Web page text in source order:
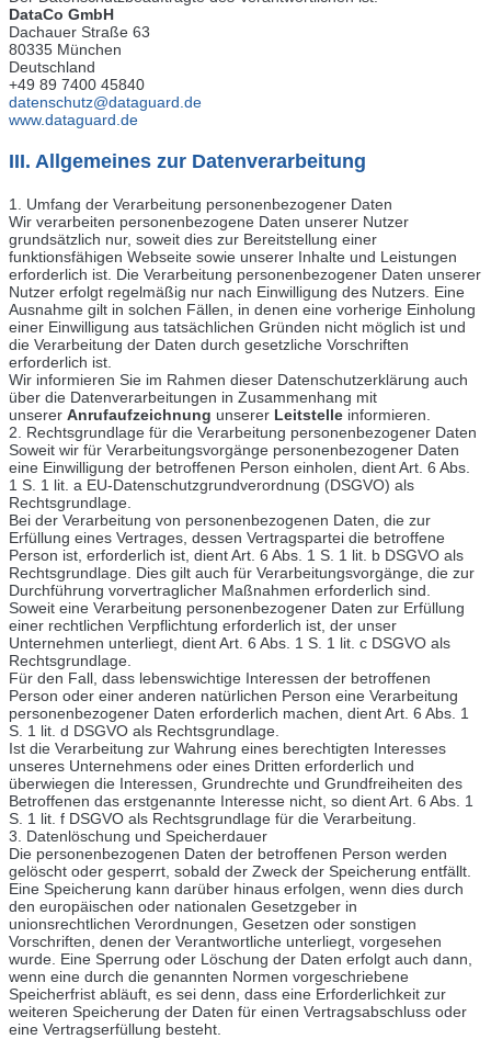
DataCo GmbH
Dachauer Straße 63
80335 München
Deutschland
+49 89 7400 45840
datenschutz@dataguard.de
www.dataguard.de
III. Allgemeines zur Datenverarbeitung
1. Umfang der Verarbeitung personenbezogener Daten
Wir verarbeiten personenbezogene Daten unserer Nutzer
grundsätzlich nur, soweit dies zur Bereitstellung einer
funktionsfähigen Webseite sowie unserer Inhalte und Leistungen
erforderlich ist. Die Verarbeitung personenbezogener Daten unserer
Nutzer erfolgt regelmäßig nur nach Einwilligung des Nutzers. Eine
Ausnahme gilt in solchen Fällen, in denen eine vorherige Einholung
einer Einwilligung aus tatsächlichen Gründen nicht möglich ist und
die Verarbeitung der Daten durch gesetzliche Vorschriften
erforderlich ist.
Wir informieren Sie im Rahmen dieser Datenschutzerklärung auch
über die Datenverarbeitungen in Zusammenhang mit
unserer Anrufaufzeichnung unserer Leitstelle informieren.
2. Rechtsgrundlage für die Verarbeitung personenbezogener Daten
Soweit wir für Verarbeitungsvorgänge personenbezogener Daten
eine Einwilligung der betroffenen Person einholen, dient Art. 6 Abs.
1 S. 1 lit. a EU-Datenschutzgrundverordnung (DSGVO) als
Rechtsgrundlage.
Bei der Verarbeitung von personenbezogenen Daten, die zur
Erfüllung eines Vertrages, dessen Vertragspartei die betroffene
Person ist, erforderlich ist, dient Art. 6 Abs. 1 S. 1 lit. b DSGVO als
Rechtsgrundlage. Dies gilt auch für Verarbeitungsvorgänge, die zur
Durchführung vorvertraglicher Maßnahmen erforderlich sind.
Soweit eine Verarbeitung personenbezogener Daten zur Erfüllung
einer rechtlichen Verpflichtung erforderlich ist, der unser
Unternehmen unterliegt, dient Art. 6 Abs. 1 S. 1 lit. c DSGVO als
Rechtsgrundlage.
Für den Fall, dass lebenswichtige Interessen der betroffenen
Person oder einer anderen natürlichen Person eine Verarbeitung
personenbezogener Daten erforderlich machen, dient Art. 6 Abs. 1
S. 1 lit. d DSGVO als Rechtsgrundlage.
Ist die Verarbeitung zur Wahrung eines berechtigten Interesses
unseres Unternehmens oder eines Dritten erforderlich und
überwiegen die Interessen, Grundrechte und Grundfreiheiten des
Betroffenen das erstgenannte Interesse nicht, so dient Art. 6 Abs. 1
S. 1 lit. f DSGVO als Rechtsgrundlage für die Verarbeitung.
3. Datenlöschung und Speicherdauer
Die personenbezogenen Daten der betroffenen Person werden
gelöscht oder gesperrt, sobald der Zweck der Speicherung entfällt.
Eine Speicherung kann darüber hinaus erfolgen, wenn dies durch
den europäischen oder nationalen Gesetzgeber in
unionsrechtlichen Verordnungen, Gesetzen oder sonstigen
Vorschriften, denen der Verantwortliche unterliegt, vorgesehen
wurde. Eine Sperrung oder Löschung der Daten erfolgt auch dann,
wenn eine durch die genannten Normen vorgeschriebene
Speicherfrist abläuft, es sei denn, dass eine Erforderlichkeit zur
weiteren Speicherung der Daten für einen Vertragsabschluss oder
eine Vertragserfüllung besteht.